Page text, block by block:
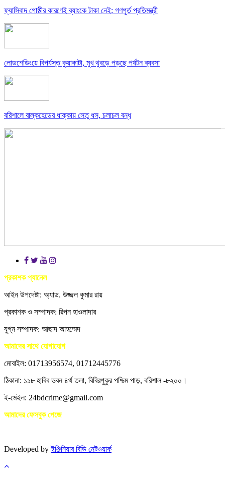
ফ্যাসিবাদ গোষ্ঠীর কারণেই ব্যাংকে টাকা নেই: গণপূর্ত প্রতিমন্ত্রী
লোডশেডিংয়ে বিপর্যস্ত কুয়াকাটা, মুখ থুবড়ে পড়ছে পর্যটন ব্যবসা
বরিশালে বাল্কহেডের ধাক্কায় সেতু ধস, চলাচল বন্ধ
প্রকাশক প্যানেল
আইন উপদেষ্টা: অ্যাড. উজ্জল কুমার রায়
প্রকাশক ও সম্পাদক: রিপন হাওলাদার
যুগ্ন সম্পাদক: আছাদ আহম্মেদ
আমাদের সাথে যোগাযোগ
মোবাইল: 01713956574, 01712445776
ঠিকানা: ১১৮ হাবিব ভবন ৪র্থ তলা, বিবিরপুকুর পশ্চিম পাড়, বরিশাল -৮২০০।
ই-মেইল: 24bdcrime@gmail.com
আমাদের ফেসবুক পেজে
Developed byইঞ্জিনিয়ার বিডি নেটওয়ার্ক